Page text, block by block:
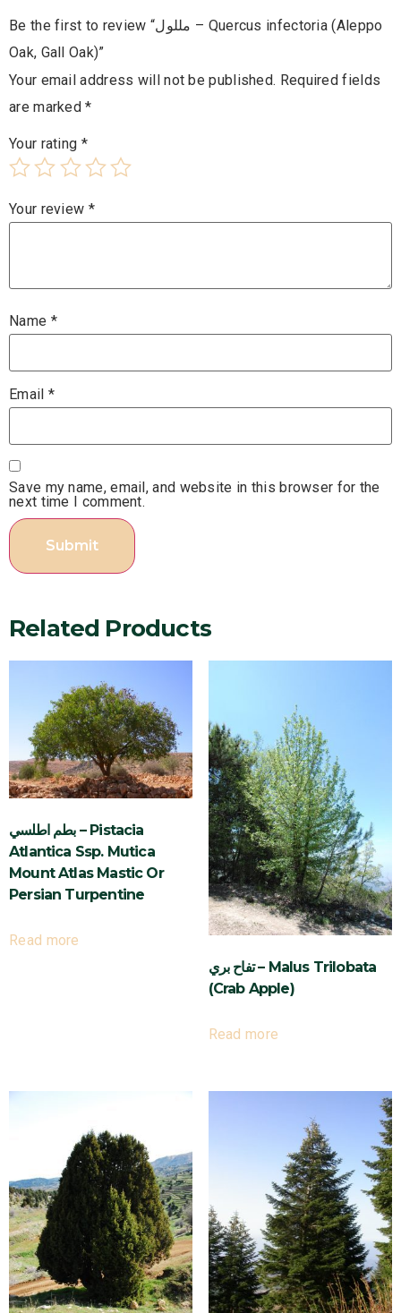
Be the first to review “مللول – Quercus infectoria (Aleppo
Oak, Gall Oak)”
Your email address will not be published. Required fields
are marked*
Your rating *
Your review *
Name *
Email *
Save my name, email, and website in this browser for the
next time I comment.
Related Products
بطم اطلسي – Pistacia
Atlantica Ssp. Mutica
Mount Atlas Mastic Or
Persian Turpentine
Read more
تفاح بري – Malus Trilobata
(Crab Apple)
Read more